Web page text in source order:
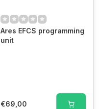
Ares EFCS programming
unit
€69,00